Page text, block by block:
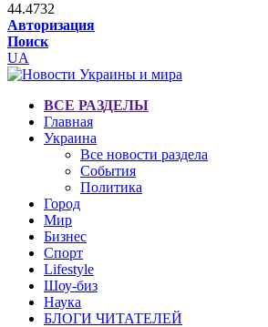
44.4732
Авторизация
Поиск
UA
ВСЕ РАЗДЕЛЫ
Главная
Украина
Все новости раздела
События
Политика
Город
Мир
Бизнес
Спорт
Lifestyle
Шоу-биз
Наука
БЛОГИ ЧИТАТЕЛЕЙ